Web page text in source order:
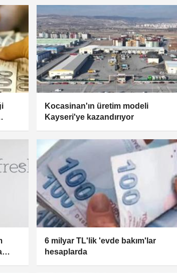
Kocasinan'ın üretim modeli
Kayseri'ye kazandırıyor
6 milyar TL'lik 'evde bakım'lar
hesaplarda